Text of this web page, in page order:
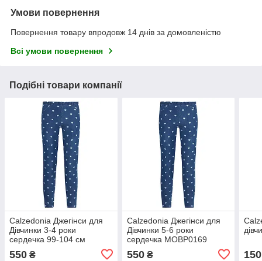
Умови повернення
Повернення товару впродовж 14 днів за домовленістю
Всі умови повернення
Подібні товари компанії
Calzedonia Джегінси для
Дівчинки 3-4 роки
сердечка 99-104 см
550 ₴
Calzedonia Джегінси для
Дівчинки 5-6 роки
сердечка MOBP0169
550₴ 150